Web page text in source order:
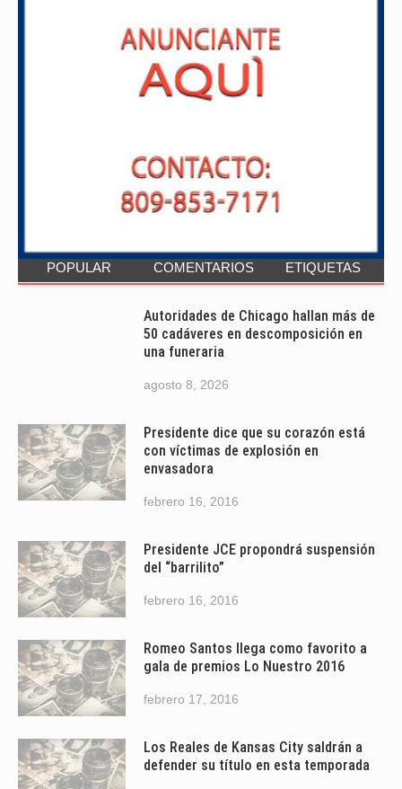
POPULAR COMENTARIOS ETIQUETAS
Autoridades de Chicago hallan más de
50 cadáveres en descomposición en
una funeraria
agosto 8, 2026
Presidente dice que su corazón está
con víctimas de explosión en
envasadora
febrero 16, 2016
Presidente JCE propondrá suspensión
del “barrilito”
febrero 16, 2016
Romeo Santos llega como favorito a
gala de premios Lo Nuestro 2016
febrero 17, 2016
Los Reales de Kansas City saldrán a
defender su título en esta temporada